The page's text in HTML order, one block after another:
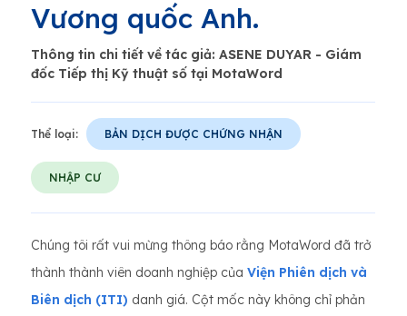
Vương quốc Anh.
Thông tin chi tiết về tác giả: ASENE DUYAR - Giám
đốc Tiếp thị Kỹ thuật số tại MotaWord
Thể loại: BẢN DỊCH ĐƯỢC CHỨNG NHẬN
NHẬP CƯ
Chúng tôi rất vui mừng thông báo rằng MotaWord đã trở
thành thành viên doanh nghiệp của Viện Phiên dịch và
Biên dịch (ITI) danh giá. Cột mốc này không chỉ phản